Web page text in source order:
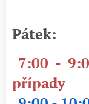
Pátek:
7:00 -
případy